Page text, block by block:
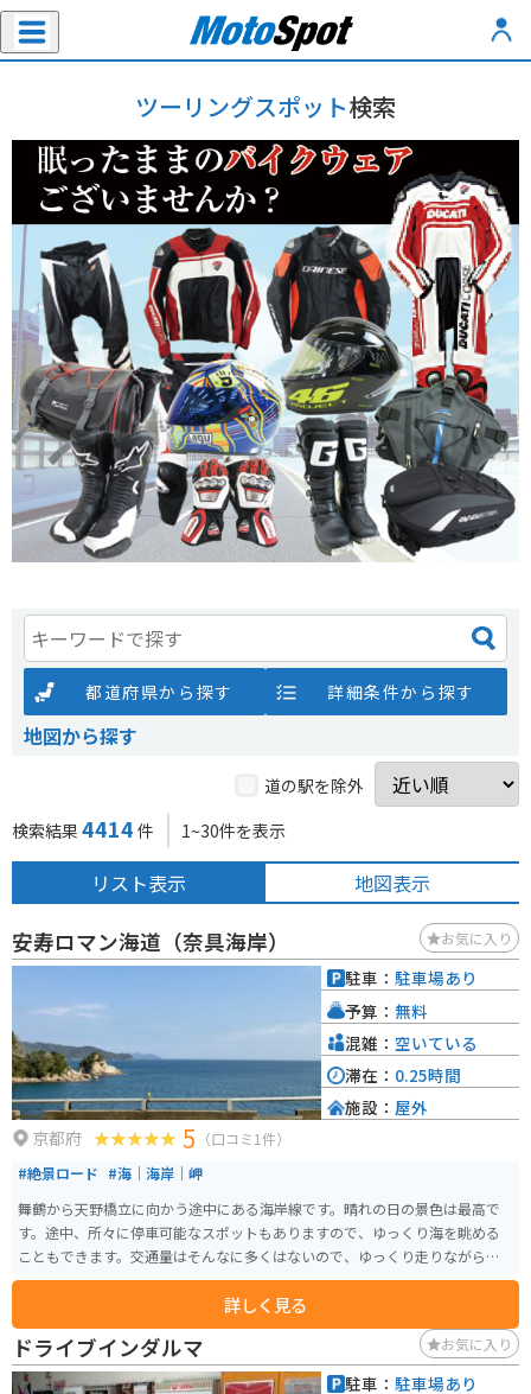
ツーリングスポット検索
都道府県から探す 詳細条件から探す
地図から探す
道の駅を除外
検索結果 4414 件 1~30件を表示
リスト表示 地図表示
安寿ロマン海道（奈具海岸） お気に入り
京都府 5 （口コミ1件）
#絶景ロード #海｜海岸｜岬
舞鶴から天野橋立に向かう途中にある海岸線です。晴れの日の景色は最高で
す。途中、所々に停車可能なスポットもありますので、ゆっくり海を眺める
こともできます。交通量はそんなに多くはないので、ゆっくり走りながら眺
めることもできます。
詳しく見る
駐車： 駐車場あり
予算： 無料
混雑： 空いている
滞在： 0.25時間
施設： 屋外
ドライブインダルマ お気に入り
駐車： 駐車場あり